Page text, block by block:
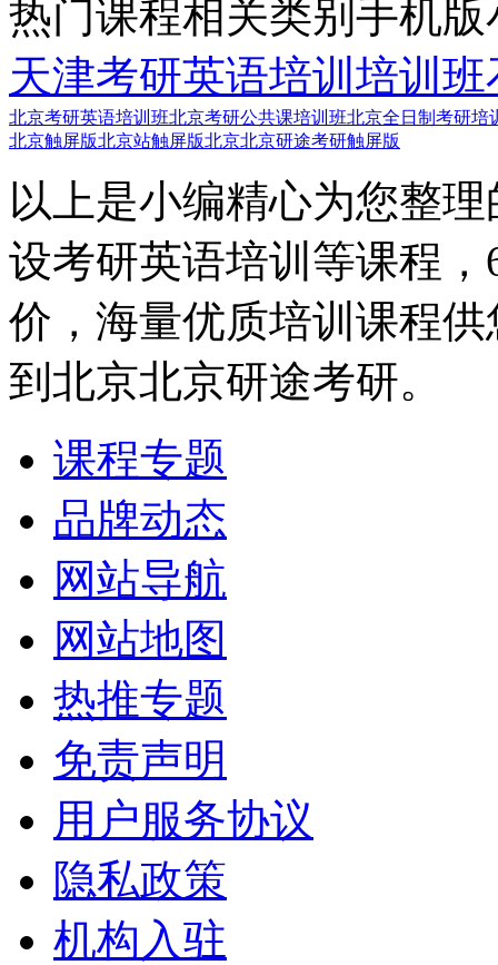
热门课程相关类别 手机版
天津考研英语培训培训班
北京考研英语培训班北京考研公共课培训班北京全日制考研培
北京触屏版北京站触屏版北京北京研途考研触屏版
以上是小编精心为您整
设考研英语培训等课程
价，海量优质培训课程
到北京北京研途考研。
课程专题
品牌动态
网站导航
网站地图
热推专题
免责声明
用户服务协议
隐私政策
机构入驻